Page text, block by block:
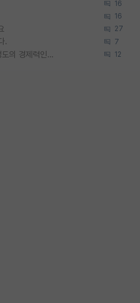
16
16
27
. 7
박사진학하기에 2억은 괜찮은 (?) 정도의 경제력인가요 12